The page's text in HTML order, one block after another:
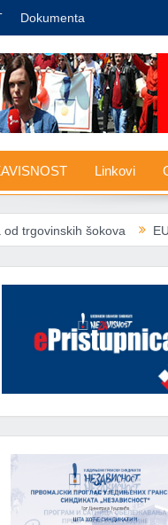
Dokumenta
Linkovi
EU ublažava
ublažava
gasiti